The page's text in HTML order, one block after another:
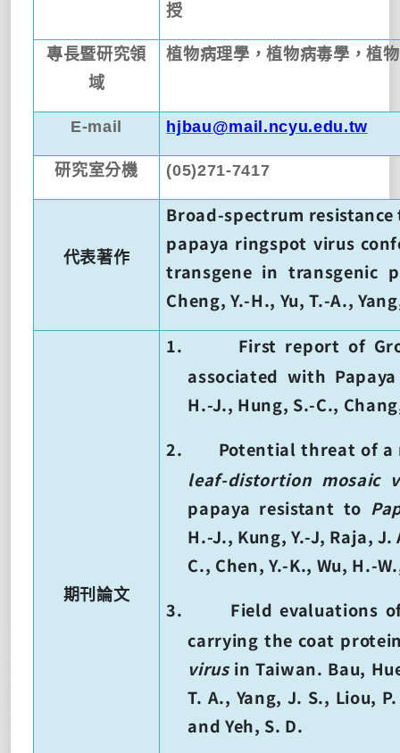
授
專長暨研究領
域
植物病理學，植物病毒學，植
E-mail hjbau@mail.ncyu.edu.tw
研究室分機 (05)271-7417
代表著作
Broad-spectrum
papaya ringspot virus
transgene in transgenic
Cheng, Y.-H., Yu, T.-A.,
期刊論文
1.
First report of
associated with
H.-J., Hung, S.-C.,
2.
Potential threat of
leaf-distortion mosaic
papaya resistant to
H.-J., Kung, Y.-J, Raja,
C., Chen, Y.-K., Wu, H.-
3.
Field evaluations
carrying the coat
virusin Taiwan. Bau,
T. A., Yang, J. S., Liou,
and Yeh, S. D.